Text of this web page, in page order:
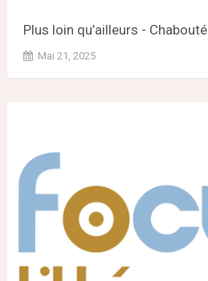
Plus loin qu’ailleurs - Chabouté
Mai 21, 2025